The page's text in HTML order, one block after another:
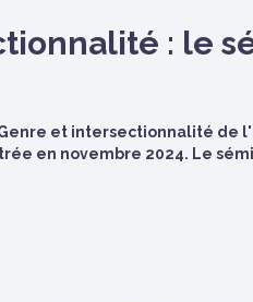
: le
et intersectionnalité de
en novembre 2024. Le